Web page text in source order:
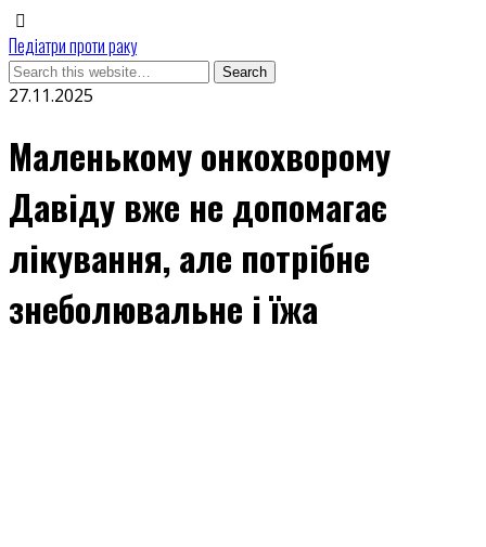
Педіатри проти раку
27.11.2025
Маленькому онкохворому
Давіду вже не допомагає
лікування, але потрібне
знеболювальне і їжа